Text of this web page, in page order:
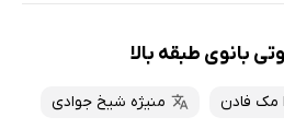
بانوی طبقه بالا
مک فادن
منیژه شیخ جوادی